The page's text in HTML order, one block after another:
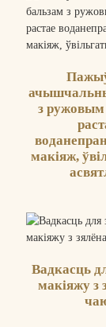
з
макіяж,
Вадкасць
макіяжу з